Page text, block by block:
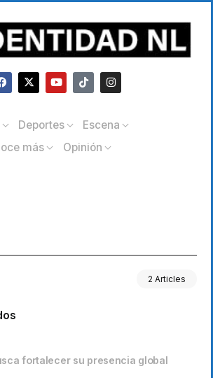
Deportes
Escena
más
Opinión
2 Articles
fortalecer su presencia global